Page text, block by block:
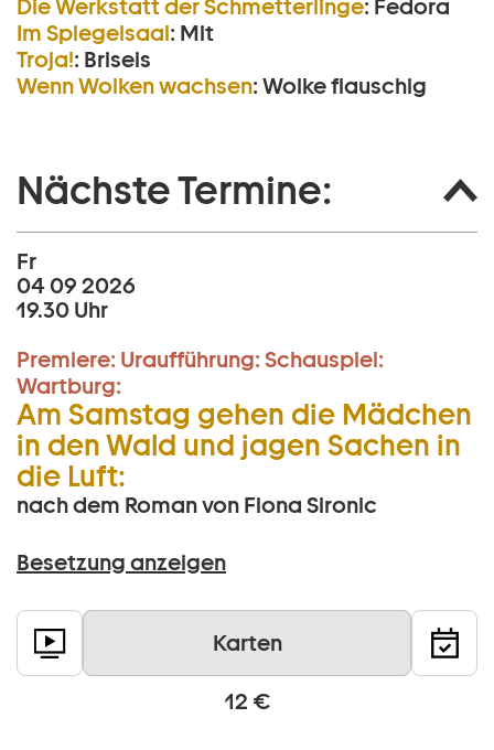
Die Werkstatt der Schmetterlinge: Fedora
Im Spiegelsaal: Mit
Troja!: Briseis
Wenn Wolken wachsen: Wolke flauschig
Nächste Termine:
Fr
04 09 2026
19.30 Uhr
Premiere: Uraufführung: Schauspiel:
Wartburg:
Am Samstag gehen die Mädchen
in den Wald und jagen Sachen in
die Luft:
nach dem Roman von Fiona Sironic
Besetzung anzeigen
Karten
12 €